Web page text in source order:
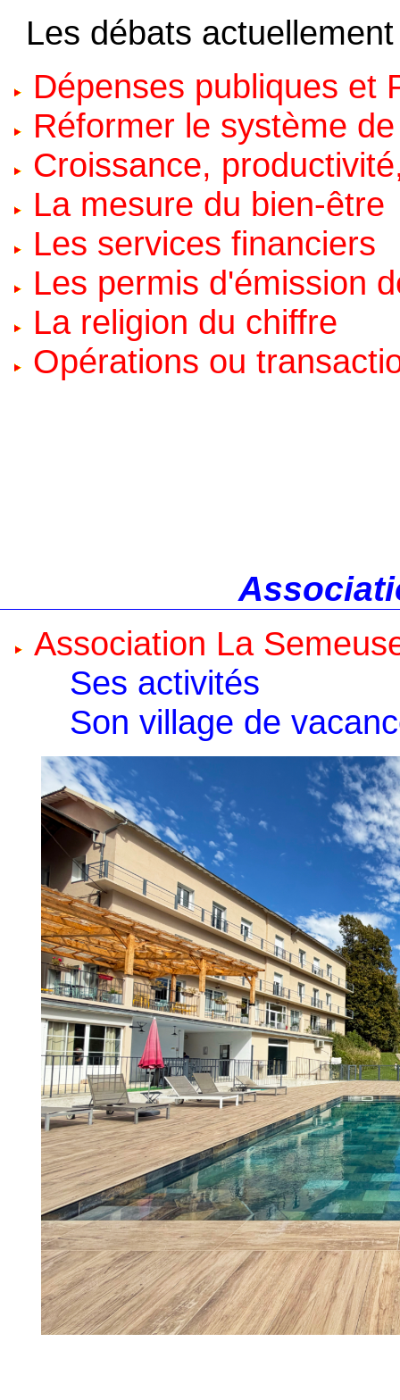
Les débats
Dépenses publiques et
Réformer le système
Croissance,
La mesure du bien-être
Les services financiers
Les permis d'émission
La religion du chiffre
Opérations ou
Association La
Ses activités
Son village de